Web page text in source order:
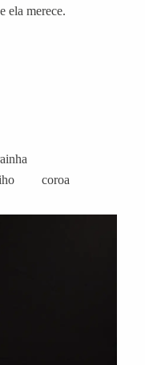
ela merece.
coroa